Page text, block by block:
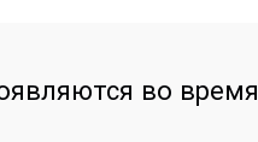
во время